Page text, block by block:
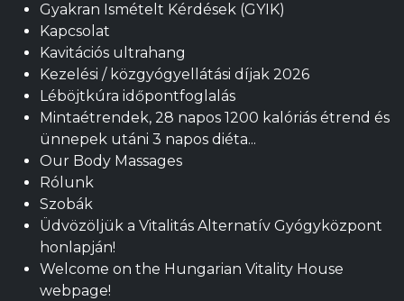
Gyakran Ismételt Kérdések (GYIK)
Kapcsolat
Kavitációs ultrahang
Kezelési / közgyógyellátási díjak 2026
Léböjtkúra időpontfoglalás
Mintaétrendek, 28 napos 1200 kalóriás étrend és
ünnepek utáni 3 napos diéta...
Our Body Massages
Rólunk
Szobák
Üdvözöljük a Vitalitás Alternatív Gyógyközpont
honlapján!
Welcome on the Hungarian Vitality House
webpage!